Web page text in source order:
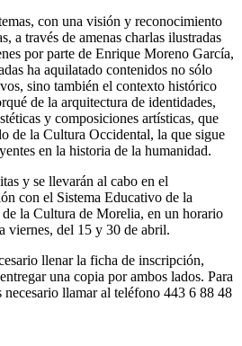
con una visión y reconocimiento
a través de amenas charlas ilustradas
por parte de Enrique Moreno García,
ha aquilatado contenidos no sólo
sino también el contexto histórico
de la arquitectura de identidades,
y composiciones artísticas, que
de la Cultura Occidental, la que sigue
en la historia de la humanidad.
y se llevarán al cabo en el
con el Sistema Educativo de la
la Cultura de Morelia, en un horario
viernes, del 15 y 30 de abril.
llenar la ficha de inscripción,
una copia por ambos lados. Para
necesario llamar al teléfono 443 6 88 48